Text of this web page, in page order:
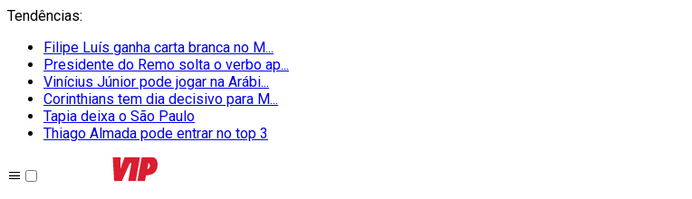
Tendências:
Filipe Luís ganha carta branca no M...
Presidente do Remo solta o verbo ap...
Vinícius Júnior pode jogar na Arábi...
Corinthians tem dia decisivo para M...
Tapia deixa o São Paulo
Thiago Almada pode entrar no top 3